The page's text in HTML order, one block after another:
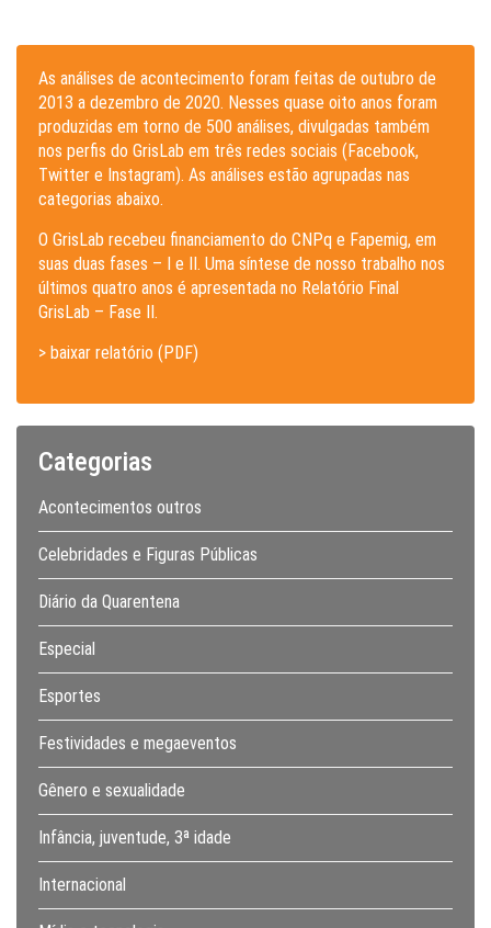
As análises de acontecimento foram feitas de outubro de
2013 a dezembro de 2020. Nesses quase oito anos foram
produzidas em torno de 500 análises, divulgadas também
nos perfis do GrisLab em três redes sociais (Facebook,
Twitter e Instagram). As análises estão agrupadas nas
categorias abaixo.
O GrisLab recebeu financiamento do CNPq e Fapemig, em
suas duas fases – I e II. Uma síntese de nosso trabalho nos
últimos quatro anos é apresentada no Relatório Final
GrisLab – Fase II.
> baixar relatório (PDF)
Categorias
Acontecimentos outros
Celebridades e Figuras Públicas
Diário da Quarentena
Especial
Esportes
Festividades e megaeventos
Gênero e sexualidade
Infância, juventude, 3ª idade
Internacional